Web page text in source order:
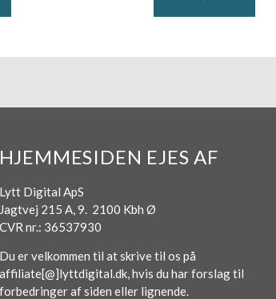
HJEMMESIDEN EJES AF
Lytt Digital ApS
Jagtvej 215 A, 9. 2100 Kbh Ø
CVR nr.: 36537930
Du er velkommen til at skrive til os på
affiliate[@]lyttdigital.dk, hvis du har forslag til
forbedringer af siden eller lignende.